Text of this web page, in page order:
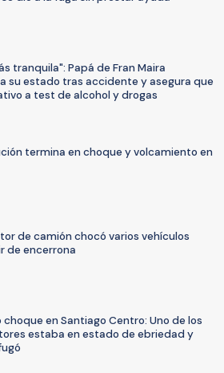
tranquila": Papá de Fran Maira
su estado tras accidente y asegura que
a test de alcohol y drogas
termina en choque y volcamiento en
de camión chocó varios vehículos
de encerrona
choque en Santiago Centro: Uno de los
estaba en estado de ebriedad y